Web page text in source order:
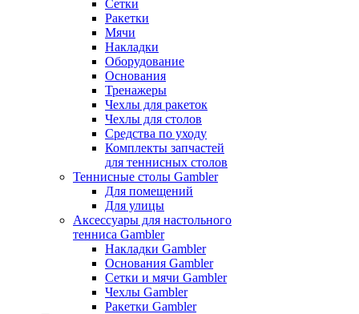
Сетки
Ракетки
Мячи
Накладки
Оборудование
Основания
Тренажеры
Чехлы для ракеток
Чехлы для столов
Средства по уходу
Комплекты запчастей
для теннисных столов
Теннисные столы Gambler
Для помещений
Для улицы
Аксессуары для настольного
тенниса Gambler
Накладки Gambler
Основания Gambler
Сетки и мячи Gambler
Чехлы Gambler
Ракетки Gambler